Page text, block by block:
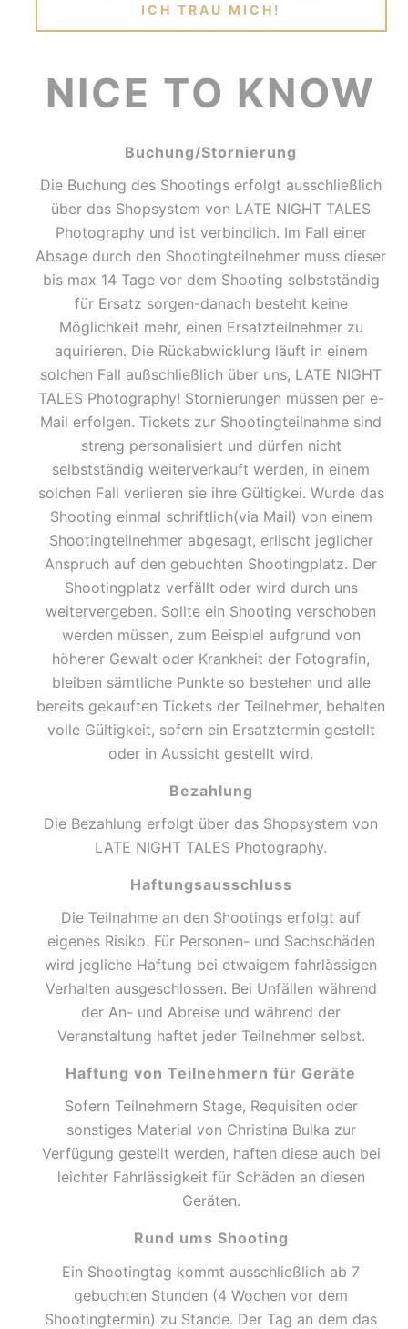
ICH TRAU MICH!
NICE TO KNOW
Buchung/Stornierung
Die Buchung des Shootings erfolgt ausschließlich
über das Shopsystem von LATE NIGHT TALES
Photography und ist verbindlich. Im Fall einer
Absage durch den Shootingteilnehmer muss dieser
bis max 14 Tage vor dem Shooting selbstständig
für Ersatz sorgen-danach besteht keine
Möglichkeit mehr, einen Ersatzteilnehmer zu
aquirieren. Die Rückabwicklung läuft in einem
solchen Fall außschließlich über uns, LATE NIGHT
TALES Photography! Stornierungen müssen per e-
Mail erfolgen. Tickets zur Shootingteilnahme sind
streng personalisiert und dürfen nicht
selbstständig weiterverkauft werden, in einem
solchen Fall verlieren sie ihre Gültigkei. Wurde das
Shooting einmal schriftlich(via Mail) von einem
Shootingteilnehmer abgesagt, erlischt jeglicher
Anspruch auf den gebuchten Shootingplatz. Der
Shootingplatz verfällt oder wird durch uns
weitervergeben. Sollte ein Shooting verschoben
werden müssen, zum Beispiel aufgrund von
höherer Gewalt oder Krankheit der Fotografin,
bleiben sämtliche Punkte so bestehen und alle
bereits gekauften Tickets der Teilnehmer, behalten
volle Gültigkeit, sofern ein Ersatztermin gestellt
oder in Aussicht gestellt wird.
Bezahlung
Die Bezahlung erfolgt über das Shopsystem von
LATE NIGHT TALES Photography.
Haftungsausschluss
Die Teilnahme an den Shootings erfolgt auf
eigenes Risiko. Für Personen- und Sachschäden
wird jegliche Haftung bei etwaigem fahrlässigen
Verhalten ausgeschlossen. Bei Unfällen während
der An- und Abreise und während der
Veranstaltung haftet jeder Teilnehmer selbst.
Haftung von Teilnehmern für Geräte
Sofern Teilnehmern Stage, Requisiten oder
sonstiges Material von Christina Bulka zur
Verfügung gestellt werden, haften diese auch bei
leichter Fahrlässigkeit für Schäden an diesen
Geräten.
Rund ums Shooting
Ein Shootingtag kommt ausschließlich ab 7
gebuchten Stunden (4 Wochen vor dem
Shootingtermin) zu Stande. Der Tag an dem das